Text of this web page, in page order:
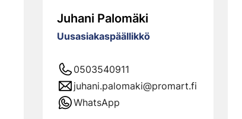
Juhani Palomäki
Uusasiakaspäällikkö
0503540911
juhani.palomaki@promart.fi
WhatsApp